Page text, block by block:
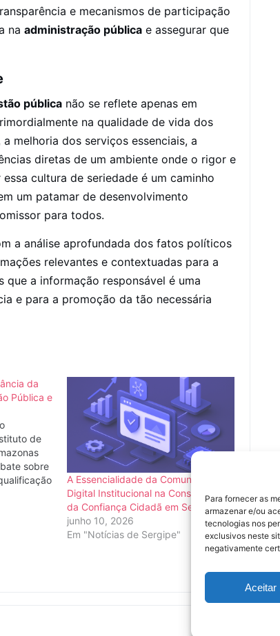
Para fornecer as
armazenar e/ou
tecnologias nos
exclusivos neste
negativamente
Aceitar
e mecanismos de participação
na administração pública e assegurar que
pública não se reflete apenas em
na qualidade de vida dos
melhoria dos serviços essenciais, a
diretas de um ambiente onde o rigor e
cultura de seriedade é um caminho
um patamar de desenvolvimento
para todos.
a análise aprofundada dos fatos políticos
relevantes e contextuadas para a
a informação responsável é uma
e para a promoção da tão necessária
da
Pública e
de
sobre
e os
A Essencialidade da Comunicação
Digital Institucional na Construção
da Confiança Cidadã em Sergipe
junho 10, 2026
Em "Notícias de Sergipe"